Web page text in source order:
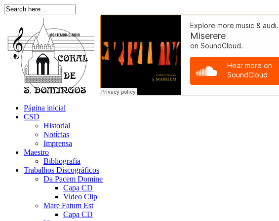
Página inicial
CSD
Historial
Notícias
Imprensa
Maestro
Bibliografia
Trabalhos Discográficos
Da Pacem Domine
Capa CD
Video Clip
Mare Fatum Est
Capa CD